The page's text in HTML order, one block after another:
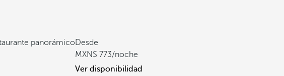
panorámicoDesde
773/noche
Ver disponibilidad